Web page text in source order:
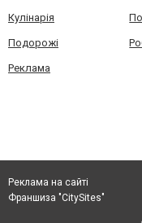
Кулінарія
Подорожі
Реклама
Реклама на сайті
Франшиза "CitySites"